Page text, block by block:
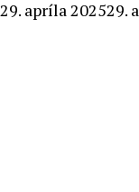
By
29. apríla 202529.